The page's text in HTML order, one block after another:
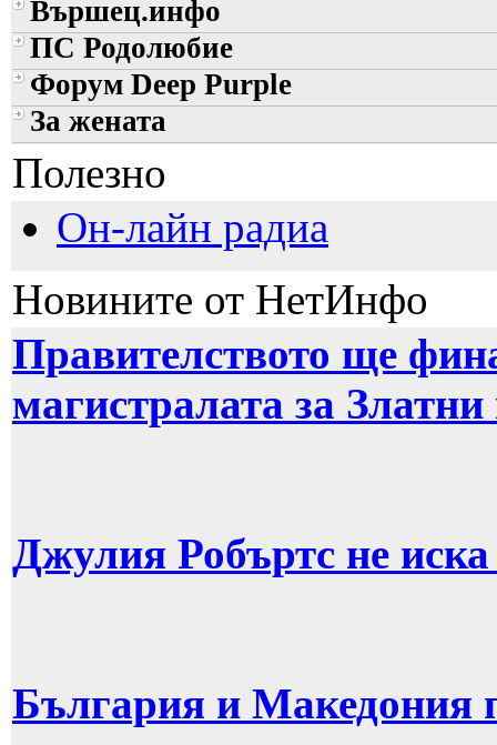
Вършец.инфо
ПС Родолюбие
Форум Deep Purple
За жената
Полезно
Он-лайн радиа
Новините от НетИнфо
Правителството ще
магистралата за
Джулия Робъртс не иска
България и Македония